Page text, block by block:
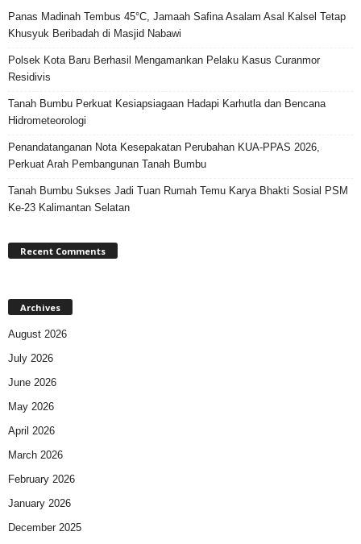
Panas Madinah Tembus 45°C, Jamaah Safina Asalam Asal Kalsel Tetap
Khusyuk Beribadah di Masjid Nabawi
Polsek Kota Baru Berhasil Mengamankan Pelaku Kasus Curanmor
Residivis
Tanah Bumbu Perkuat Kesiapsiagaan Hadapi Karhutla dan Bencana
Hidrometeorologi
Penandatanganan Nota Kesepakatan Perubahan KUA-PPAS 2026,
Perkuat Arah Pembangunan Tanah Bumbu
Tanah Bumbu Sukses Jadi Tuan Rumah Temu Karya Bhakti Sosial PSM
Ke-23 Kalimantan Selatan
Recent Comments
Archives
August 2026
July 2026
June 2026
May 2026
April 2026
March 2026
February 2026
January 2026
December 2025